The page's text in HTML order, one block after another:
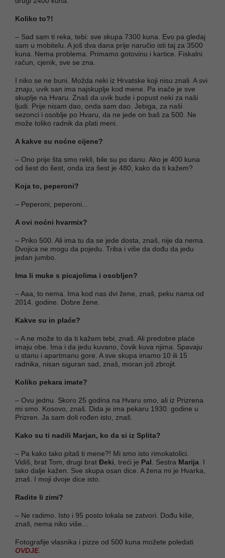
Koliko to?!
– Sad sam ti reka, tebi: sve skupa 7300 kuna. Evo pa gledaj
sam u mobitelu. A još dva dana prije naručio isti taj za 3500
kuna. Nema problema. Primamo gotovinu i kartice. Fiskalni
račun, cjenik, sve se zna.
I niko se ne buni. Možda neki iz Hrvatske koji nisu znali. A svi
znaju, uvik san ima najskuplje kod mene. Pa inače je sve
skuplje na Hvaru. Znaš da uvik bude i popust neki za naši
ljudi. Prije nisam dao, onda sam dao. Jebiga, za naši
sezonci i osoblje po Hvaru, da ne jede on baš za 500. Ne
može toliko radnik da plati meni.
A kakve su noćne cijene?
– Ono prije šta smo rekli, bile su po danu. Ako je 400 kuna
od šest do šest, onda iza šest je 480, kako da ti kažem?
Koja to, peperoni?
– Peperoni, peperoni...
A ovi noćni hvarmix?
– Priko 500. Ali ima tu da se jede dosta, znaš, nije da nema.
Dvojica ne mogu da pojedu. Triba i više da dođu da jedu
jedan jumbo.
Ima li muke s picajolima i osobljen?
– Aaa, to nema. Ima kod nas dvi žene, znaš, peku nama od
2014. godine. Dobre žene.
Kakve su in plaće?
– A ne može to da ti kažem tebi, znaš. Ali predobre plaće
imaju obe. Ima i da jedu kuvano, čovik kuva njima. Spavaju
u stanu i apartmanu gore. A sve skupa imamo 10 ili 15
radnika, nisan siguran sad, znaš, moran još zbrojit.
Koliko pekara imate?
– Ovu jednu. Skoro 25 godina na Hvaru smo, ali iz Prizrena
mi smo. Kosovo, znaš. Dida je ima pekaru 1930. godine u
Prizren. Ja sam doli rođen isto, znaš.
Kako su ti nadili Marjan, ko da si iz Splita?
– Pa kako tako pitaš ti mene?! Mi smo isto rimokatolici.
Vidiš, brat Tom, drugi brat Đeki , treći je Pal . Sestra Marija . I
tako dalje kažen. Sve skupa osan dice. A žena mi je Hvarka,
znaš. I moji dvoje dice isto.
Radite li zimi?
– Ne radimo. Isto i 95 posto lokala se zatvori. Dođu kiše,
znaš, nema niko više...
Fotografije vlasnika i pizze od 500 kuna možete poledati
OVDJE.